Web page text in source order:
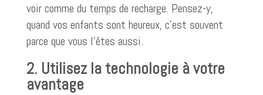
voir comme du temps de recharge. Pensez-y,
quand vos enfants sont heureux, c’est souvent
parce que vous l’êtes aussi.
2. Utilisez la technologie à votre
avantage